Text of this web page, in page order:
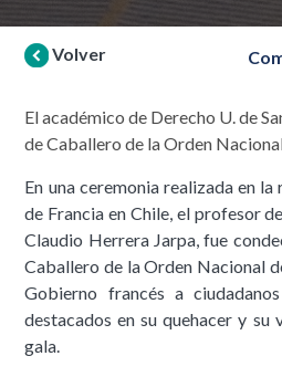
Volver
El académico de Derecho U. de
de Caballero de la Orden
En una ceremonia realizada en
de Francia en Chile, el profesor
Claudio Herrera Jarpa, fue
Caballero de la Orden Nacional
Gobierno francés a
destacados en su quehacer y su
gala.